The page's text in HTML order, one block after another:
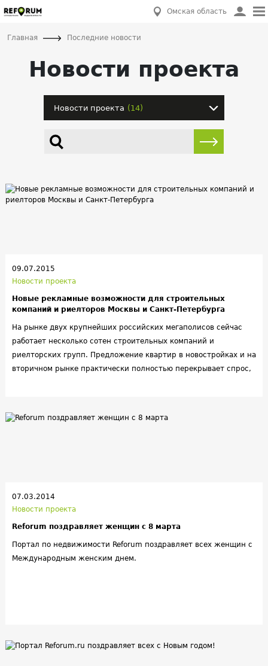
Омская область
Главная Последние новости
Новости проекта
Новости проекта (14)
09.07.2015
Новости проекта
Новые рекламные возможности для строительных
компаний и риелторов Москвы и Санкт-Петербурга
На рынке двух крупнейших российских мегаполисов сейчас
работает несколько сотен строительных компаний и
риелторских групп. Предложение квартир в новостройках и на
вторичном рынке практически полностью перекрывает спрос,
рекламы на улицах города и раздачи листовок несколько
07.03.2014
Новости проекта
Reforum поздравляет женщин с 8 марта
Портал по недвижимости Reforum поздравляет всех женщин с
Международным женским днем.